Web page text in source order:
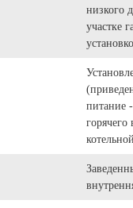
низкого
участке
питание